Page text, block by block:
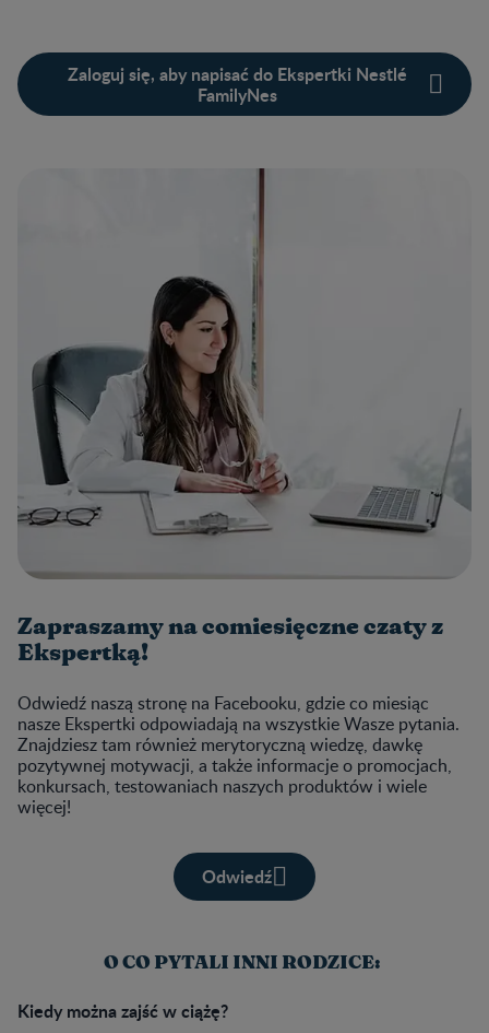
Zaloguj się, aby napisać do Ekspertki Nestlé
FamilyNes
Zapraszamy na comiesięczne czaty z
Ekspertką!
Odwiedź naszą stronę na Facebooku, gdzie co miesiąc
nasze Ekspertki odpowiadają na wszystkie Wasze pytania.
Znajdziesz tam również merytoryczną wiedzę, dawkę
pozytywnej motywacji, a także informacje o promocjach,
konkursach, testowaniach naszych produktów i wiele
więcej!
Odwiedź
O CO PYTALI INNI RODZICE:
Kiedy można zajść w ciążę?